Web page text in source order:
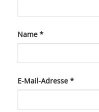
Name *
E-Mail-Adresse *